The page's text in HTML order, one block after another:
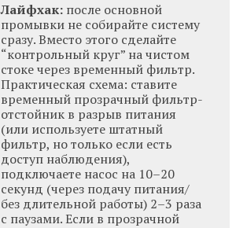
Лайфхак: после основной
промывки не собирайте систему
сразу. Вместо этого сделайте
“контрольный круг” на чистом
стоке через временный фильтр.
Практическая схема: ставите
временный прозрачный фильтр-
отстойник в разрыв питания
(или используете штатный
фильтр, но только если есть
доступ наблюдения),
подключаете насос на 10–20
секунд (через подачу питания/
без длительной работы) 2–3 раза
с паузами. Если в прозрачной